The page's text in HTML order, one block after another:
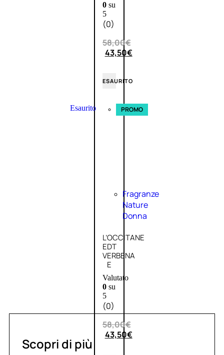
0su
5
(0)
58,00€
43,50€
ESAURITO
Esaurito PROMO
Fragranze
Nature
Donna
L’OCCITANE
EDT
VERBENA
E
Valutato
0su
5
(0)
58,00€
43,50€
Scopri di più